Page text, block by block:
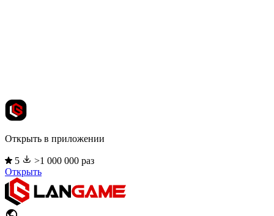
Открыть в приложении
5
>1 000 000 раз
Открыть